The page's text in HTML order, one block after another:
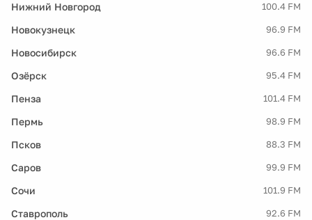
Нижний Новгород 100.4 FM
Новокузнецк 96.9 FM
Новосибирск 96.6 FM
Озёрск 95.4 FM
Пенза 101.4 FM
Пермь 98.9 FM
Псков 88.3 FM
Саров 99.9 FM
Сочи 101.9 FM
Ставрополь 92.6 FM